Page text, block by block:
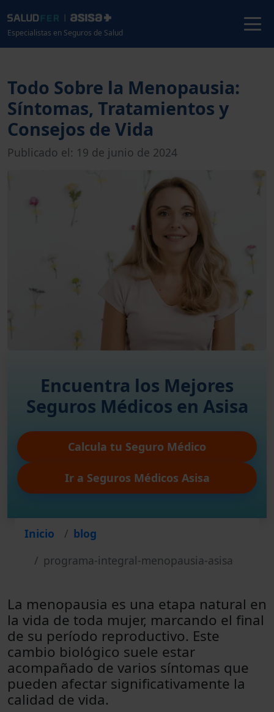
Especialistas en Seguros de Salud
Todo Sobre la Menopausia:
Síntomas, Tratamientos y
Consejos de Vida
Publicado el: 19 de junio de 2024
Encuentra los Mejores
Seguros Médicos en Asisa
Calcula tu Seguro Médico
Ir a Seguros Médicos Asisa
Inicio
blog
programa-integral-menopausia-asisa
La menopausia es una etapa natural en
la vida de toda mujer, marcando el final
de su período reproductivo. Este
cambio biológico suele estar
acompañado de varios síntomas que
pueden afectar significativamente la
calidad de vida.